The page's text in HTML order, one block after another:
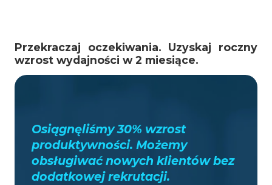
Przekraczaj oczekiwania. Uzyskaj roczny
wzrost wydajności w 2 miesiące.
Osiągnęliśmy 30% wzrost
produktywności. Możemy
obsługiwać nowych klientów bez
dodatkowej rekrutacji.